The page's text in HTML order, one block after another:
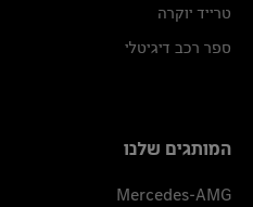
טרייד יוקרה
ספר רכב דיגיטלי
המותגים שלנו
Mercedes-AMG